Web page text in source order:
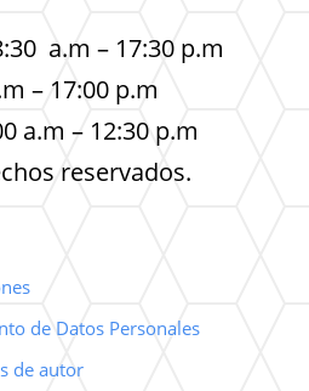
a.m – 17:30 p.m
– 17:00 p.m
a.m – 12:30 p.m
reservados.
de Datos Personales
de autor